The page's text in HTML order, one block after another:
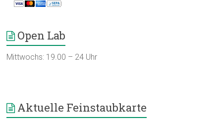
Open Lab
Mittwochs: 19.00 – 24 Uhr
Aktuelle Feinstaubkarte